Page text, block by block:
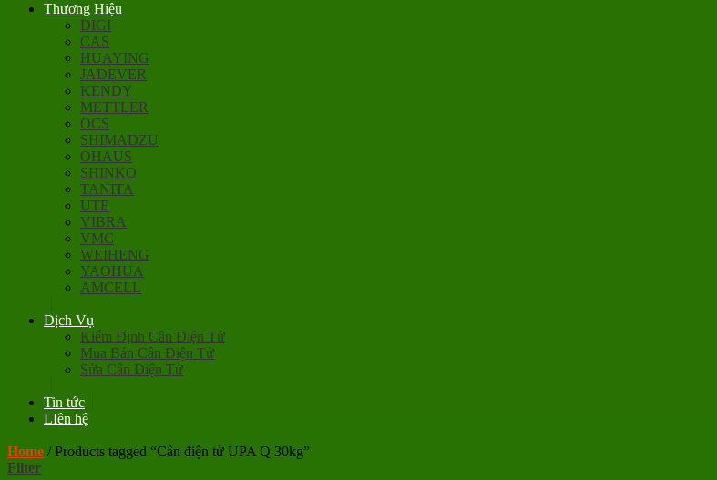
Thương Hiệu
DIGI
CAS
HUAYING
JADEVER
KENDY
METTLER
OCS
SHIMADZU
OHAUS
SHINKO
TANITA
UTE
VIBRA
VMC
WEIHENG
YAOHUA
AMCELL
Dịch Vụ
Kiểm Định Cân Điện Tử
Mua Bán Cân Điện Tử
Sửa Cân Điện Tử
Tin tức
LIên hệ
Home /Products tagged “Cân điện tử UPA Q 30kg”
Filter